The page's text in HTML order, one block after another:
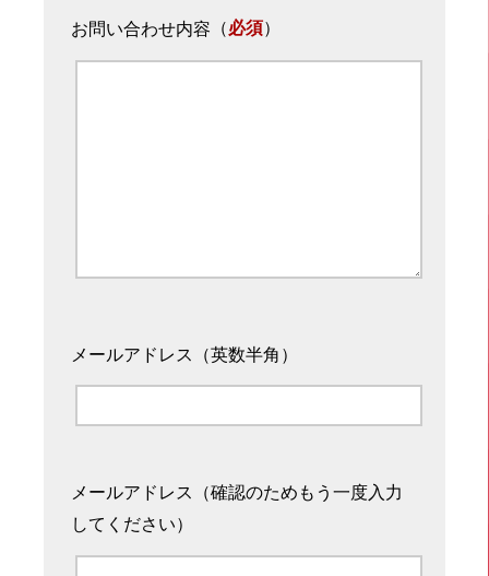
お問い合わせ内容 （必須）
メールアドレス（英数半角）
メールアドレス（確認のためもう一度入力
してください）